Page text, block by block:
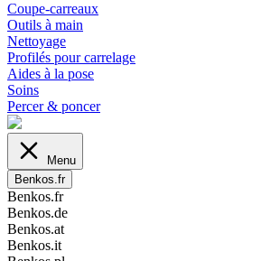
Coupe-carreaux
Outils à main
Nettoyage
Profilés pour carrelage
Aides à la pose
Soins
Percer & poncer
Menu
Benkos.fr
Benkos.fr
Benkos.de
Benkos.at
Benkos.it